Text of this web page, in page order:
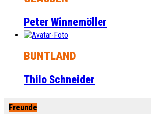
Peter Winnemöller
BUNTLAND
Thilo Schneider
Freunde